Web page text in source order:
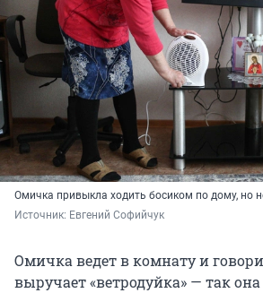
Омичка привыкла ходить босиком по дому, но
Источник: Евгений Софийчук
Омичка ведет в комнату и
выручает «ветродуйка» — так